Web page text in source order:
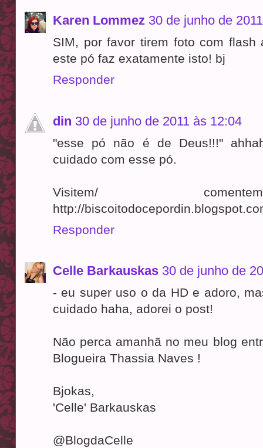
Karen Lommez 30 de junho de
SIM, por favor tirem foto com
este pó faz exatamente isto! bj
Responder
din 30 de junho de 2011 às 12:04
"esse pó não é de Deus!!!"
cuidado com esse pó.
Visitem/
http://
Responder
Celle Barkauskas 30 de junho de
- eu super uso o da HD e adoro,
cuidado haha, adorei o post!
Não perca amanhã no meu blog
Blogueira Thassia Naves !
Bjokas,
'Celle' Barkauskas
@BlogdaCelle